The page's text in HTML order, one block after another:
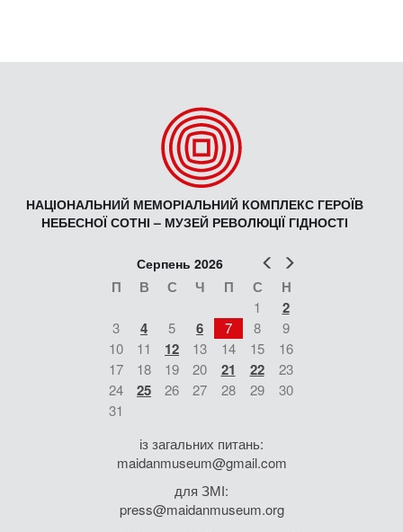
НАЦІОНАЛЬНИЙ МЕМОРІАЛЬНИЙ КОМПЛЕКС ГЕРОЇВ
НЕБЕСНОЇ СОТНІ – МУЗЕЙ РЕВОЛЮЦІЇ ГІДНОСТІ
Попер
Серпень 2026
П В С Ч П С Н
1 2
3 4 5 6 7 8
9
10
11 12 13 14 15
16
17
18 19 20 21 22
23
24
25 26 27 28 29
30
31
із загальних питань:
maidanmuseum@gmail.com
для ЗМІ:
press@maidanmuseum.org